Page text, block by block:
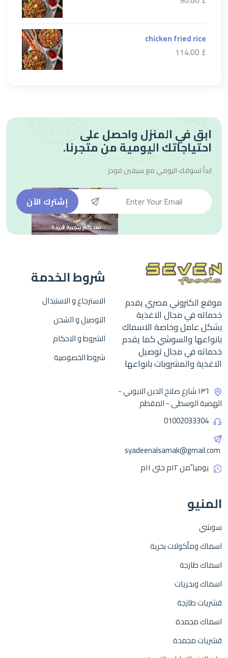
chicken fried rice
£ 114.00
ابق في المنزل واحصل على
احتياجاتك اليومية من متجرنا.
ابدأ تسوقك اليومي معسيفين فودز
إشترك الآن
موقع الكتروني مصري يقدم
خدماته في مجال الاغذية
بشكل عامل وخاصة الاسماك
بانواعها والسوشي كما يقدم
خدماته في مجال توصيل
الاغذية والمشروبات بانواعها
١٣٦ شارع صلاح الدين الايوبي -
الهضبة الوسطى - المقطم
01002033304
syadeenalsamak@gmail.com
يوميا ًمن ١٢م حتى ١١م
شروط الخدمة
الاسترجاع و الاستبدال
التوصيل و الشحن
الشروط و الاحكام
شروط الخصوصية
المنيو
سوشي
اسماك ومأكولات بحرية
اسماك طازجة
اسماك وبحريات
قشريات طازجة
اسماك مجمدة
قشريات مجمدة